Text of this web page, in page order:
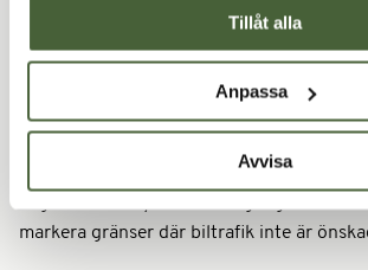
Tillåt alla
Anpassa
Avvisa
lugnare och mer sammanhållet uttryck i
Varsamt styrda flöden
Pollare är ofta ett sätt att skapa riktning
placerat stråk av pollare, till exempel Nivo
markera gränser där biltrafik inte är